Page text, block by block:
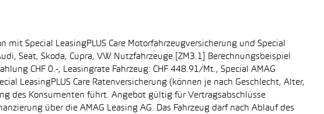
Special LeasingPLUS Care Motorfahrzeugversicherung und Special
Seat, Skoda, Cupra, VW Nutzfahrzeuge.[ZM3.1] Berechnungsbeispiel
CHF 0.-, Leasingrate Fahrzeug: CHF 448.91/Mt., Special AMAG
LeasingPLUS Care Ratenversicherung (können je nach Geschlecht, Alter,
des Konsumenten führt. Angebot gültig für Vertragsabschlüsse
über die AMAG Leasing AG. Das Fahrzeug darf nach Ablauf des